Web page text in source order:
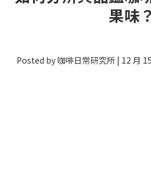
果味？
Posted by 咖啡日常研究所 | 12 月